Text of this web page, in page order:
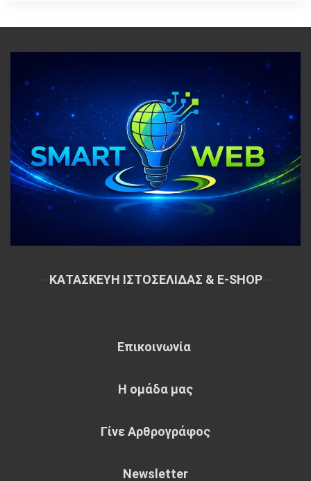
ΚΑΤΑΣΚΕΥΗ ΙΣΤΟΣΕΛΙΔΑΣ & E-SHOP~
Επικοινωνία
Η ομάδα μας
Γίνε Αρθρογράφος
Newsletter